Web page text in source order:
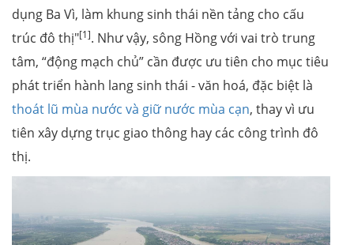
dụng Ba Vì, làm khung sinh thái nền tảng cho cấu
trúc đô thị"[1]. Như vậy, sông Hồng với vai trò trung
tâm, “động mạch chủ” cần được ưu tiên cho mục tiêu
phát triển hành lang sinh thái - văn hoá, đặc biệt là
thoát lũ mùa nước và giữ nước mùa cạn, thay vì ưu
tiên xây dựng trục giao thông hay các công trình đô
thị.